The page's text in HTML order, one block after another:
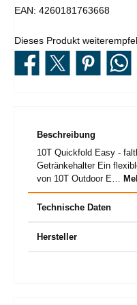
EAN: 4260181763668
Dieses Produkt
Beschreibung
10T Quickfold Easy -
Getränkehalter Ein
von 10T Outdoor E…
Technische Daten
Hersteller